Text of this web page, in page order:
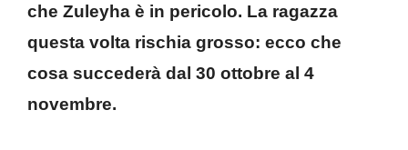
che Zuleyha è in pericolo. La ragazza
questa volta rischia grosso: ecco che
cosa succederà dal 30 ottobre al 4
novembre.